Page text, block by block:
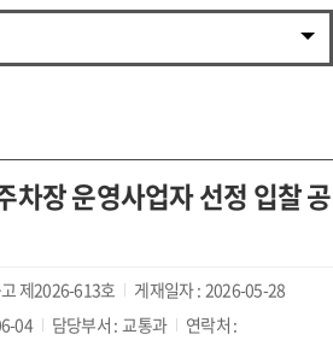
차장 운영사업자 선정 입찰 공
제2026-613호 게재일자 : 2026-05-28
04 담당부서 : 교통과
연락처 :